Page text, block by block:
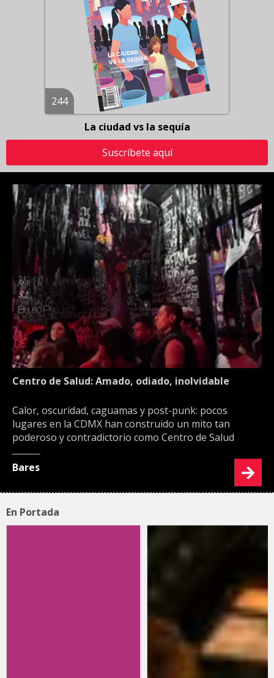
244
La ciudad vs la sequía
Suscríbete aquí
Centro de Salud: Amado, odiado, inolvidable
Calor, oscuridad, caguamas y post-punk: pocos
lugares en la CDMX han construido un mito tan
poderoso y contradictorio como Centro de Salud
Bares
En Portada